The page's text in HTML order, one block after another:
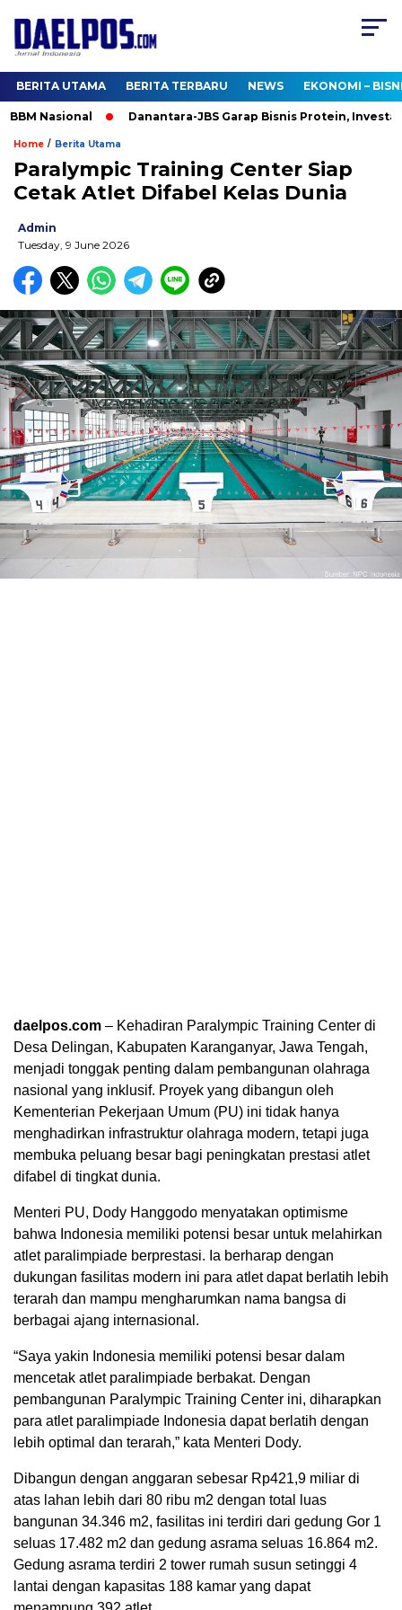
BERITA UTAMA BERITA TERBARU NEWS EKONOMI –
Nasional Danantara-JBS Garap Bisnis Protein, Investasi
Home / Berita Utama
Paralympic Training Center Siap
Cetak Atlet Difabel Kelas Dunia
Admin
Tuesday, 9 June 2026
daelpos.com – Kehadiran Paralympic Training Center di
Desa Delingan, Kabupaten Karanganyar, Jawa Tengah,
menjadi tonggak penting dalam pembangunan olahraga
nasional yang inklusif. Proyek yang dibangun oleh
Kementerian Pekerjaan Umum (PU) ini tidak hanya
menghadirkan infrastruktur olahraga modern, tetapi juga
membuka peluang besar bagi peningkatan prestasi atlet
difabel di tingkat dunia.
Menteri PU, Dody Hanggodo menyatakan optimisme
bahwa Indonesia memiliki potensi besar untuk melahirkan
atlet paralimpiade berprestasi. Ia berharap dengan
dukungan fasilitas modern ini para atlet dapat berlatih lebih
terarah dan mampu mengharumkan nama bangsa di
berbagai ajang internasional.
“Saya yakin Indonesia memiliki potensi besar dalam
mencetak atlet paralimpiade berbakat. Dengan
pembangunan Paralympic Training Center ini, diharapkan
para atlet paralimpiade Indonesia dapat berlatih dengan
lebih optimal dan terarah,” kata Menteri Dody.
Dibangun dengan anggaran sebesar Rp421,9 miliar di
atas lahan lebih dari 80 ribu m2 dengan total luas
bangunan 34.346 m2, fasilitas ini terdiri dari gedung Gor 1
seluas 17.482 m2 dan gedung asrama seluas 16.864 m2.
Gedung asrama terdiri 2 tower rumah susun setinggi 4
lantai dengan kapasitas 188 kamar yang dapat